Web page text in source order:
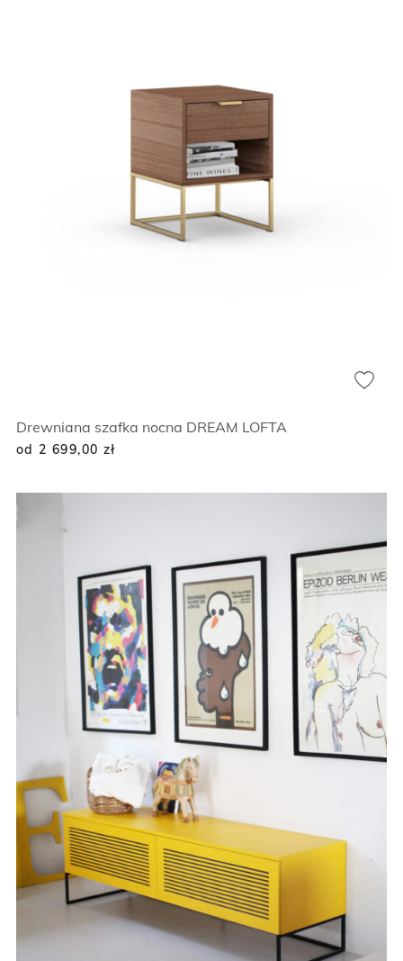
Drewniana szafka nocna DREAM LOFTA
od 2 699,00 zł